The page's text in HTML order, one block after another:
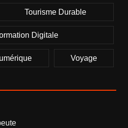
Tourisme Durable
Digitale
Voyage